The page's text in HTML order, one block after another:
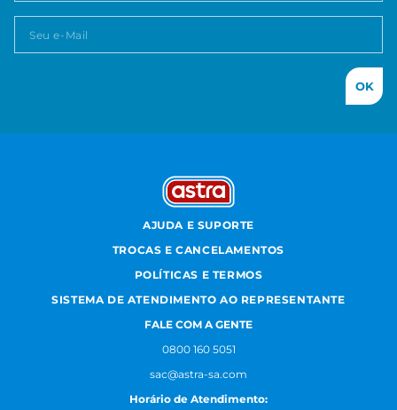
OK
AJUDA E SUPORTE
TROCAS E CANCELAMENTOS
POLÍTICAS E TERMOS
SISTEMA DE ATENDIMENTO AO REPRESENTANTE
FALE COM A GENTE
0800 160 5051
sac@astra-sa.com
Horário de Atendimento: